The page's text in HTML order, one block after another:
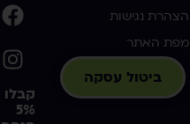
הצהרת נגישות
מפת האתר
ביטול עסקה
קבלו
5%